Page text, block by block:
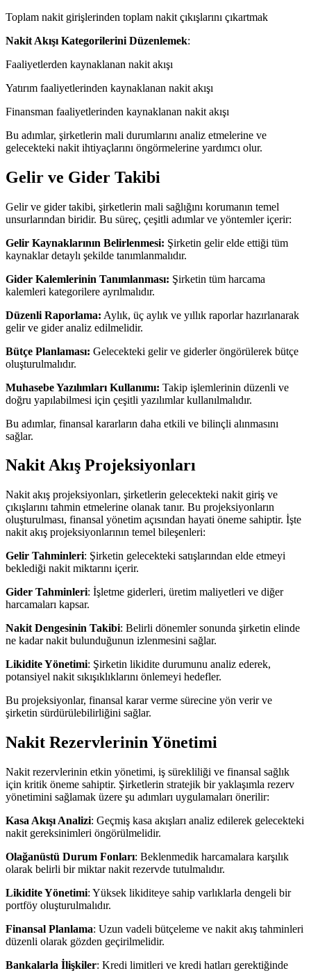
Toplam nakit girişlerinden toplam nakit çıkışlarını çıkartmak
Nakit Akışı Kategorilerini Düzenlemek:
Faaliyetlerden kaynaklanan nakit akışı
Yatırım faaliyetlerinden kaynaklanan nakit akışı
Finansman faaliyetlerinden kaynaklanan nakit akışı
Bu adımlar, şirketlerin mali durumlarını analiz etmelerine ve
gelecekteki nakit ihtiyaçlarını öngörmelerine yardımcı olur.
Gelir ve Gider Takibi
Gelir ve gider takibi, şirketlerin mali sağlığını korumanın temel
unsurlarından biridir. Bu süreç, çeşitli adımlar ve yöntemler içerir:
Gelir Kaynaklarının Belirlenmesi: Şirketin gelir elde ettiği tüm
kaynaklar detaylı şekilde tanımlanmalıdır.
Gider Kalemlerinin Tanımlanması: Şirketin tüm harcama
kalemleri kategorilere ayrılmalıdır.
Düzenli Raporlama: Aylık, üç aylık ve yıllık raporlar hazırlanarak
gelir ve gider analiz edilmelidir.
Bütçe Planlaması: Gelecekteki gelir ve giderler öngörülerek bütçe
oluşturulmalıdır.
Muhasebe Yazılımları Kullanımı: Takip işlemlerinin düzenli ve
doğru yapılabilmesi için çeşitli yazılımlar kullanılmalıdır.
Bu adımlar, finansal kararların daha etkili ve bilinçli alınmasını
sağlar.
Nakit Akış Projeksiyonları
Nakit akış projeksiyonları, şirketlerin gelecekteki nakit giriş ve
çıkışlarını tahmin etmelerine olanak tanır. Bu projeksiyonların
oluşturulması, finansal yönetim açısından hayati öneme sahiptir. İşte
nakit akış projeksiyonlarının temel bileşenleri:
Gelir Tahminleri: Şirketin gelecekteki satışlarından elde etmeyi
beklediği nakit miktarını içerir.
Gider Tahminleri: İşletme giderleri, üretim maliyetleri ve diğer
harcamaları kapsar.
Nakit Dengesinin Takibi: Belirli dönemler sonunda şirketin elinde
ne kadar nakit bulunduğunun izlenmesini sağlar.
Likidite Yönetimi: Şirketin likidite durumunu analiz ederek,
potansiyel nakit sıkışıklıklarını önlemeyi hedefler.
Bu projeksiyonlar, finansal karar verme sürecine yön verir ve
şirketin sürdürülebilirliğini sağlar.
Nakit Rezervlerinin Yönetimi
Nakit rezervlerinin etkin yönetimi, iş sürekliliği ve finansal sağlık
için kritik öneme sahiptir. Şirketlerin stratejik bir yaklaşımla rezerv
yönetimini sağlamak üzere şu adımları uygulamaları önerilir:
Kasa Akışı Analizi: Geçmiş kasa akışları analiz edilerek gelecekteki
nakit gereksinimleri öngörülmelidir.
Olağanüstü Durum Fonları: Beklenmedik harcamalara karşılık
olarak belirli bir miktar nakit rezervde tutulmalıdır.
Likidite Yönetimi: Yüksek likiditeye sahip varlıklarla dengeli bir
portföy oluşturulmalıdır.
Finansal Planlama: Uzun vadeli bütçeleme ve nakit akış tahminleri
düzenli olarak gözden geçirilmelidir.
Bankalarla İlişkiler: Kredi limitleri ve kredi hatları gerektiğinde